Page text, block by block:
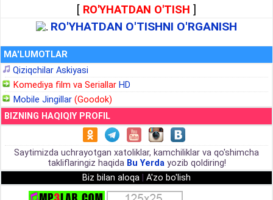
[ RO'YHATDAN O'TISH ]
RO'YHATDAN O'TISHNI O'RGANISH
MA'LUMOTLAR
Qiziqchilar Askiyasi
Komediya film va Seriallar HD
Mobile Jingillar (Goodok)
BIZNING HAQIQIY PROFIL
Saytimizda uchrayotgan xatoliklar, kamchiliklar va qo'shimcha
takliflaringiz haqida Bu Yerdayozib qoldiring!
Biz bilan aloqa
A'zo bo'lish